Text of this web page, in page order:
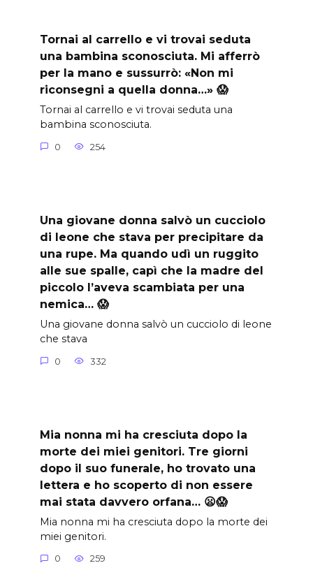
Tornai al carrello e vi trovai seduta
una bambina sconosciuta. Mi afferrò
per la mano e sussurrò: «Non mi
riconsegni a quella donna…» 😱
Tornai al carrello e vi trovai seduta una
bambina sconosciuta.
0 254
Una giovane donna salvò un cucciolo
di leone che stava per precipitare da
una rupe. Ma quando udì un ruggito
alle sue spalle, capì che la madre del
piccolo l’aveva scambiata per una
nemica… 😱
Una giovane donna salvò un cucciolo di leone
che stava
0 332
Mia nonna mi ha cresciuta dopo la
morte dei miei genitori. Tre giorni
dopo il suo funerale, ho trovato una
lettera e ho scoperto di non essere
mai stata davvero orfana… 😦😱
Mia nonna mi ha cresciuta dopo la morte dei
miei genitori.
0 259